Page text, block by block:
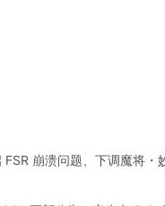
崩溃问题、下调魔将・